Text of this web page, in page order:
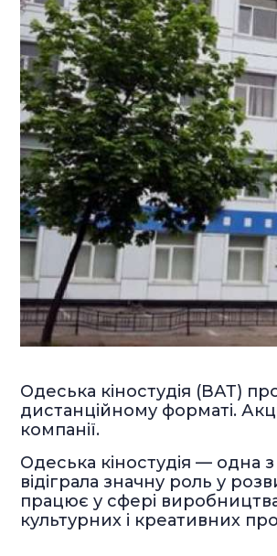
Одеська кіностудія (ВАТ)
дистанційному форматі.
компанії.
Одеська кіностудія — одна
відіграла значну роль у
працює у сфері
культурних і креативних